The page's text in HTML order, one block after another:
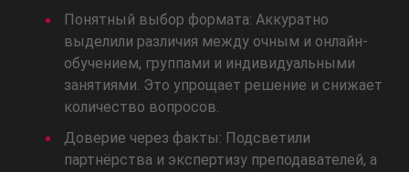
Понятный выбор формата: Аккуратно
выделили различия между очным и онлайн-
обучением, группами и индивидуальными
занятиями. Это упрощает решение и снижает
количество вопросов.
Доверие через факты: Подсветили
партнёрства и экспертизу преподавателей, а